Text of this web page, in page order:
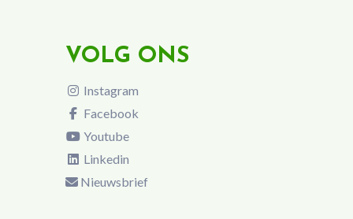
VOLG ONS
Instagram
Facebook
Youtube
Linkedin
Nieuwsbrief